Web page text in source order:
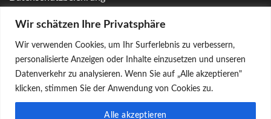
Wir schätzen Ihre Privatsphäre
Wir verwenden Cookies, um Ihr Surferlebnis zu verbessern,
personalisierte Anzeigen oder Inhalte einzusetzen und unseren
Datenverkehr zu analysieren. Wenn Sie auf „Alle akzeptieren"
klicken, stimmen Sie der Anwendung von Cookies zu.
Alle akzeptieren
Echtheit von Bewertungen
FAQ
Widerrufsbelehrung